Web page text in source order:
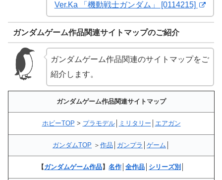
Ver.Ka 「機動戦士ガンダム」 [0114215]
ガンダムゲーム作品関連サイトマップのご紹介
ガンダムゲーム作品関連のサイトマップをご
紹介します。
ガンダムゲーム作品関連サイトマップ
ホビーTOP > プラモデル│ ミリタリー エアガン
ガンダムTOP ＞ 作品 ガンプラ ゲーム
【ガンダムゲーム作品】 名作 全作品 シリーズ別